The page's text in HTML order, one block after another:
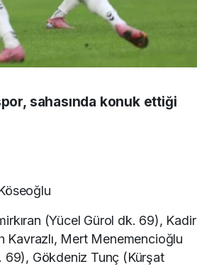
sahasında konuk ettiği
(Yücel Gürol dk. 69), Kadir
Kavrazlı, Mert Menemencioğlu
69), Gökdeniz Tunç (Kürşat